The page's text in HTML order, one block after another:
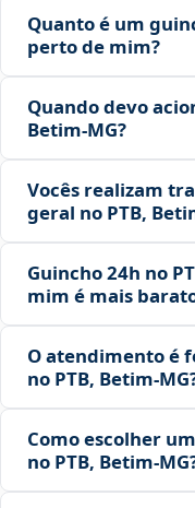
Quanto é um
perto de mim?
Quando devo
Betim‑MG?
Vocês realizam
geral no PTB,
Guincho 24h no
mim é mais
O atendimento é
no PTB,
Como escolher
no PTB,